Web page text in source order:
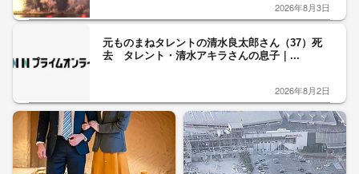
2026年8月3日
元ものまねタレントの清水良太郎さん（37）死
去 タレント・清水アキラさんの息子｜...
2026年8月2日